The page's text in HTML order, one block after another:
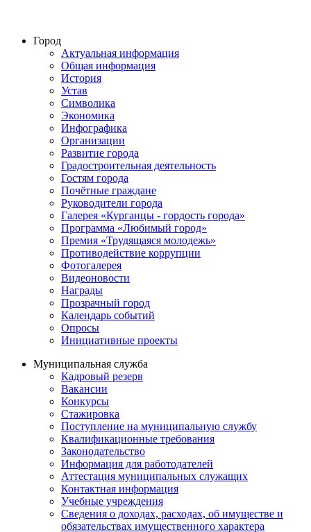
Город
Актуальная информация
Общая информация
История
Устав
Символика
Экономика
Инфографика
Организации
Развитие города
Градостроительная деятельность
Гостям города
Почётные граждане
Руководители города
Галерея «Курганцы - гордость города»
Программа «Любимый город»
Премия «Трудящаяся молодежь»
Противодействие коррупции
Фотогалерея
Видеоновости
Награды
Прозрачный город
Календарь событий
Опросы
Инициативные проекты
Муниципальная служба
Кадровый резерв
Вакансии
Конкурсы
Стажировка
Поступление на муниципальную службу
Квалификационные требования
Законодательство
Информация для работодателей
Аттестация муниципальных служащих
Контактная информация
Учебные учреждения
Сведения о доходах, расходах, об имуществе и
обязательствах имущественного характера